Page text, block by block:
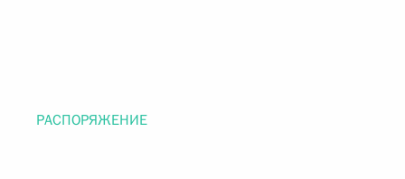
РАСПОРЯЖЕНИЕ